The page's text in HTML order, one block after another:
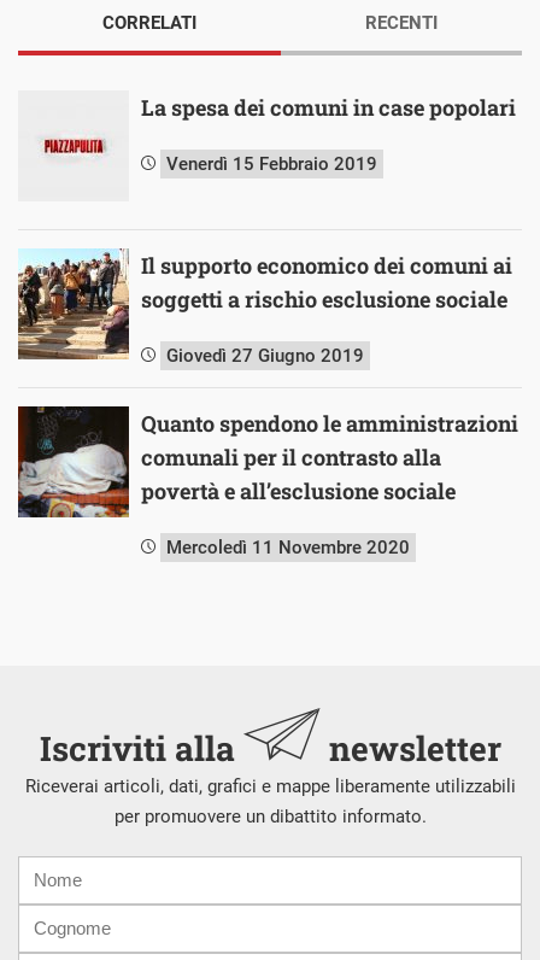
CORRELATI
La spesa dei comuni in case popolari
Venerdì 15 Febbraio 2019
Il supporto economico dei comuni ai
soggetti a rischio esclusione sociale
Giovedì 27 Giugno 2019
Quanto spendono le amministrazioni
comunali per il contrasto alla
povertà e all’esclusione sociale
Mercoledì 11 Novembre 2020
RECENTI
Iscriviti alla newsletter
Riceverai articoli, dati, grafici e mappe liberamente utilizzabili
per promuovere un dibattito informato.
mail